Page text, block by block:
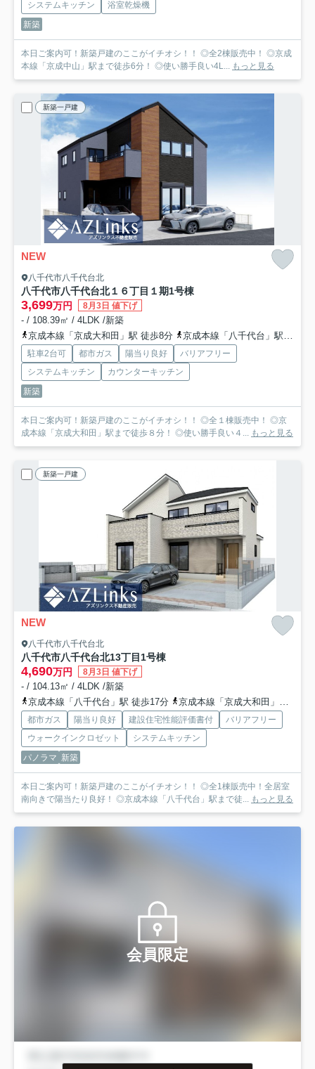
システムキッチン
浴室乾燥機
新築
本日ご案内可！新築戸建のここがイチオシ！！ ◎全2棟販売中！ ◎京成
本線「京成中山」駅まで徒歩6分！ ◎使い勝手良い4L... もっと見る
新築一戸建
NEW
八千代市八千代台北
八千代市八千代台北１６丁目１期1号棟
3,699万円 8月3日 値下げ
- / 108.39㎡ / 4LDK /新築
京成本線「京成大和田」駅 徒歩8分
京成本線「八千代台」駅 徒歩26分
駐車2台可 都市ガス 陽当り良好
バリアフリー
システムキッチン
カウンターキッチン
新築
本日ご案内可！新築戸建のここがイチオシ！！ ◎全１棟販売中！ ◎京
成本線「京成大和田」駅まで徒歩８分！ ◎使い勝手良い４...
もっと見る
新築一戸建
NEW
八千代市八千代台北
八千代市八千代台北13丁目1号棟
4,690万円 8月3日 値下げ
- / 104.13㎡ / 4LDK /新築
京成本線「八千代台」駅 徒歩17分
京成本線「京成大和田」駅 徒歩16分
都市ガス 陽当り良好 建設住宅性能評価書付
バリアフリー
ウォークインクロゼット
システムキッチン
パノラマ 新築
本日ご案内可！新築戸建のここがイチオシ！！ ◎全1棟販売中！全居室
南向きで陽当たり良好！ ◎京成本線「八千代台」駅まで徒...
もっと見る
会員限定